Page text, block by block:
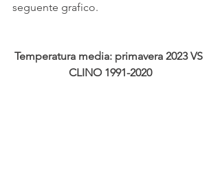
seguente grafico.
Temperatura media: primavera 2023 VS
CLINO 1991-2020